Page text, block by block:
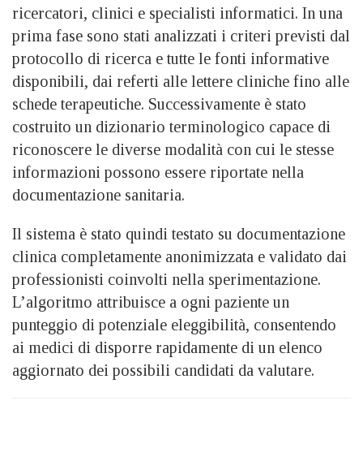
ricercatori, clinici e specialisti informatici. In una
prima fase sono stati analizzati i criteri previsti dal
protocollo di ricerca e tutte le fonti informative
disponibili, dai referti alle lettere cliniche fino alle
schede terapeutiche. Successivamente è stato
costruito un dizionario terminologico capace di
riconoscere le diverse modalità con cui le stesse
informazioni possono essere riportate nella
documentazione sanitaria.
Il sistema è stato quindi testato su documentazione
clinica completamente anonimizzata e validato dai
professionisti coinvolti nella sperimentazione.
L’algoritmo attribuisce a ogni paziente un
punteggio di potenziale eleggibilità, consentendo
ai medici di disporre rapidamente di un elenco
aggiornato dei possibili candidati da valutare.